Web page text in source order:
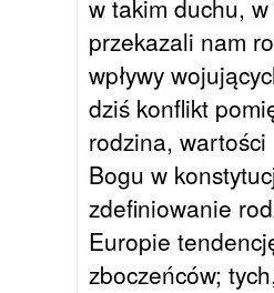
w takim duchu,
przekazali nam
wpływy
dziś konflikt
rodzina,
Bogu w
zdefiniowanie
Europie
zboczeńców;